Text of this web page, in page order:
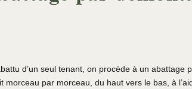
d’un seul tenant, on procède à un abattage
morceau par morceau, du haut vers le bas, à